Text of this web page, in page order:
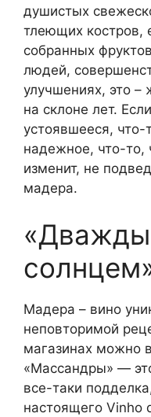
душистых
тлеющих костров,
собранных
людей,
улучшениях, это –
на склоне лет.
устоявшееся,
надежное, что-то,
изменит, не
мадера.
Мадера – вино
неповторимой
магазинах можно
«Массандры» —
все-таки
настоящего Vinho